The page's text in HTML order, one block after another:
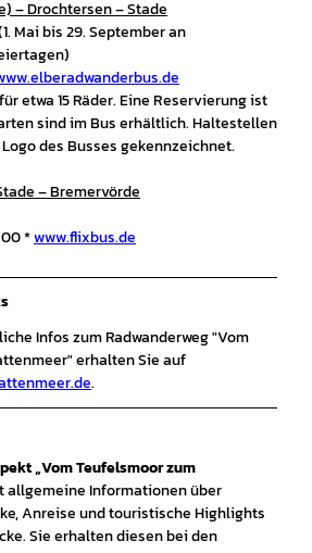
– Drochtersen – Stade
Mai bis 29. September an
etwa 15 Räder. Eine Reservierung ist
sind im Bus erhältlich. Haltestellen
des Busses gekennzeichnet.
– Bremervörde
00 *www.flixbus.de
Infos zum Radwanderweg "Vom
erhalten Sie auf
.
„Vom Teufelsmoor zum
allgemeine Informationen über
Anreise und touristische Highlights
Sie erhalten diesen bei den